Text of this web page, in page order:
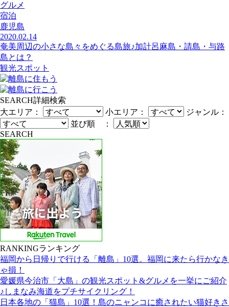
グルメ
宿泊
鹿児島
2020.02.14
奄美周辺の小さな島々をめぐる島旅♪加計呂麻島・請島・与路
島とは？
観光スポット
SEARCH詳細検索
大エリア：
小エリア：
ジャンル：
並び順 ：
SEARCH
RANKINGランキング
福岡から日帰りで行ける「離島」10選。福岡に来たら行かなき
ゃ損！
愛媛県今治市「大島」の観光スポット&グルメを一挙にご紹介
♪しまなみ海道をプチサイクリング！
日本各地の「猫島」10選！島のニャンコに癒されたい猫好きさ